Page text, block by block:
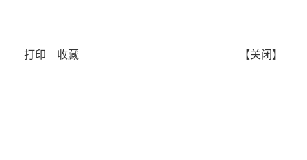
【关闭】
打印 收藏